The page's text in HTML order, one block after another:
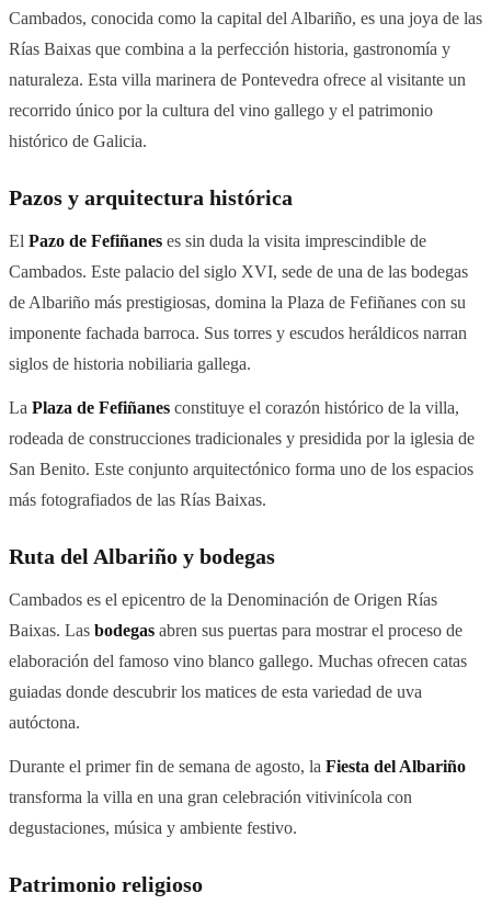
Cambados, conocida como la capital del Albariño, es una joya de las
Rías Baixas que combina a la perfección historia, gastronomía y
naturaleza. Esta villa marinera de Pontevedra ofrece al visitante un
recorrido único por la cultura del vino gallego y el patrimonio
histórico de Galicia.
Pazos y arquitectura histórica
El Pazo de Fefiñanes es sin duda la visita imprescindible de
Cambados. Este palacio del siglo XVI, sede de una de las bodegas
de Albariño más prestigiosas, domina la Plaza de Fefiñanes con su
imponente fachada barroca. Sus torres y escudos heráldicos narran
siglos de historia nobiliaria gallega.
La Plaza de Fefiñanes constituye el corazón histórico de la villa,
rodeada de construcciones tradicionales y presidida por la iglesia de
San Benito. Este conjunto arquitectónico forma uno de los espacios
más fotografiados de las Rías Baixas.
Ruta del Albariño y bodegas
Cambados es el epicentro de la Denominación de Origen Rías
Baixas. Las bodegas abren sus puertas para mostrar el proceso de
elaboración del famoso vino blanco gallego. Muchas ofrecen catas
guiadas donde descubrir los matices de esta variedad de uva
autóctona.
Durante el primer fin de semana de agosto, la Fiesta del Albariño
transforma la villa en una gran celebración vitivinícola con
degustaciones, música y ambiente festivo.
Patrimonio religioso